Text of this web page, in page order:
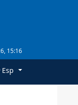
15:16
Esp